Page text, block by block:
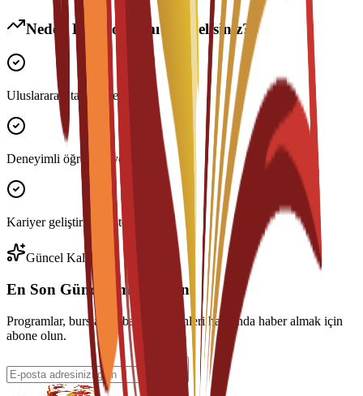
Neden Bu Programı Seçmelisiniz?
Uluslararası tanınır derece
Deneyimli öğretim üyeleri
Kariyer geliştirme desteği
Güncel Kalın
En Son Güncellemeleri Alın
Programlar, burslar ve başvuru tarihleri hakkında haber almak için
abone olun.